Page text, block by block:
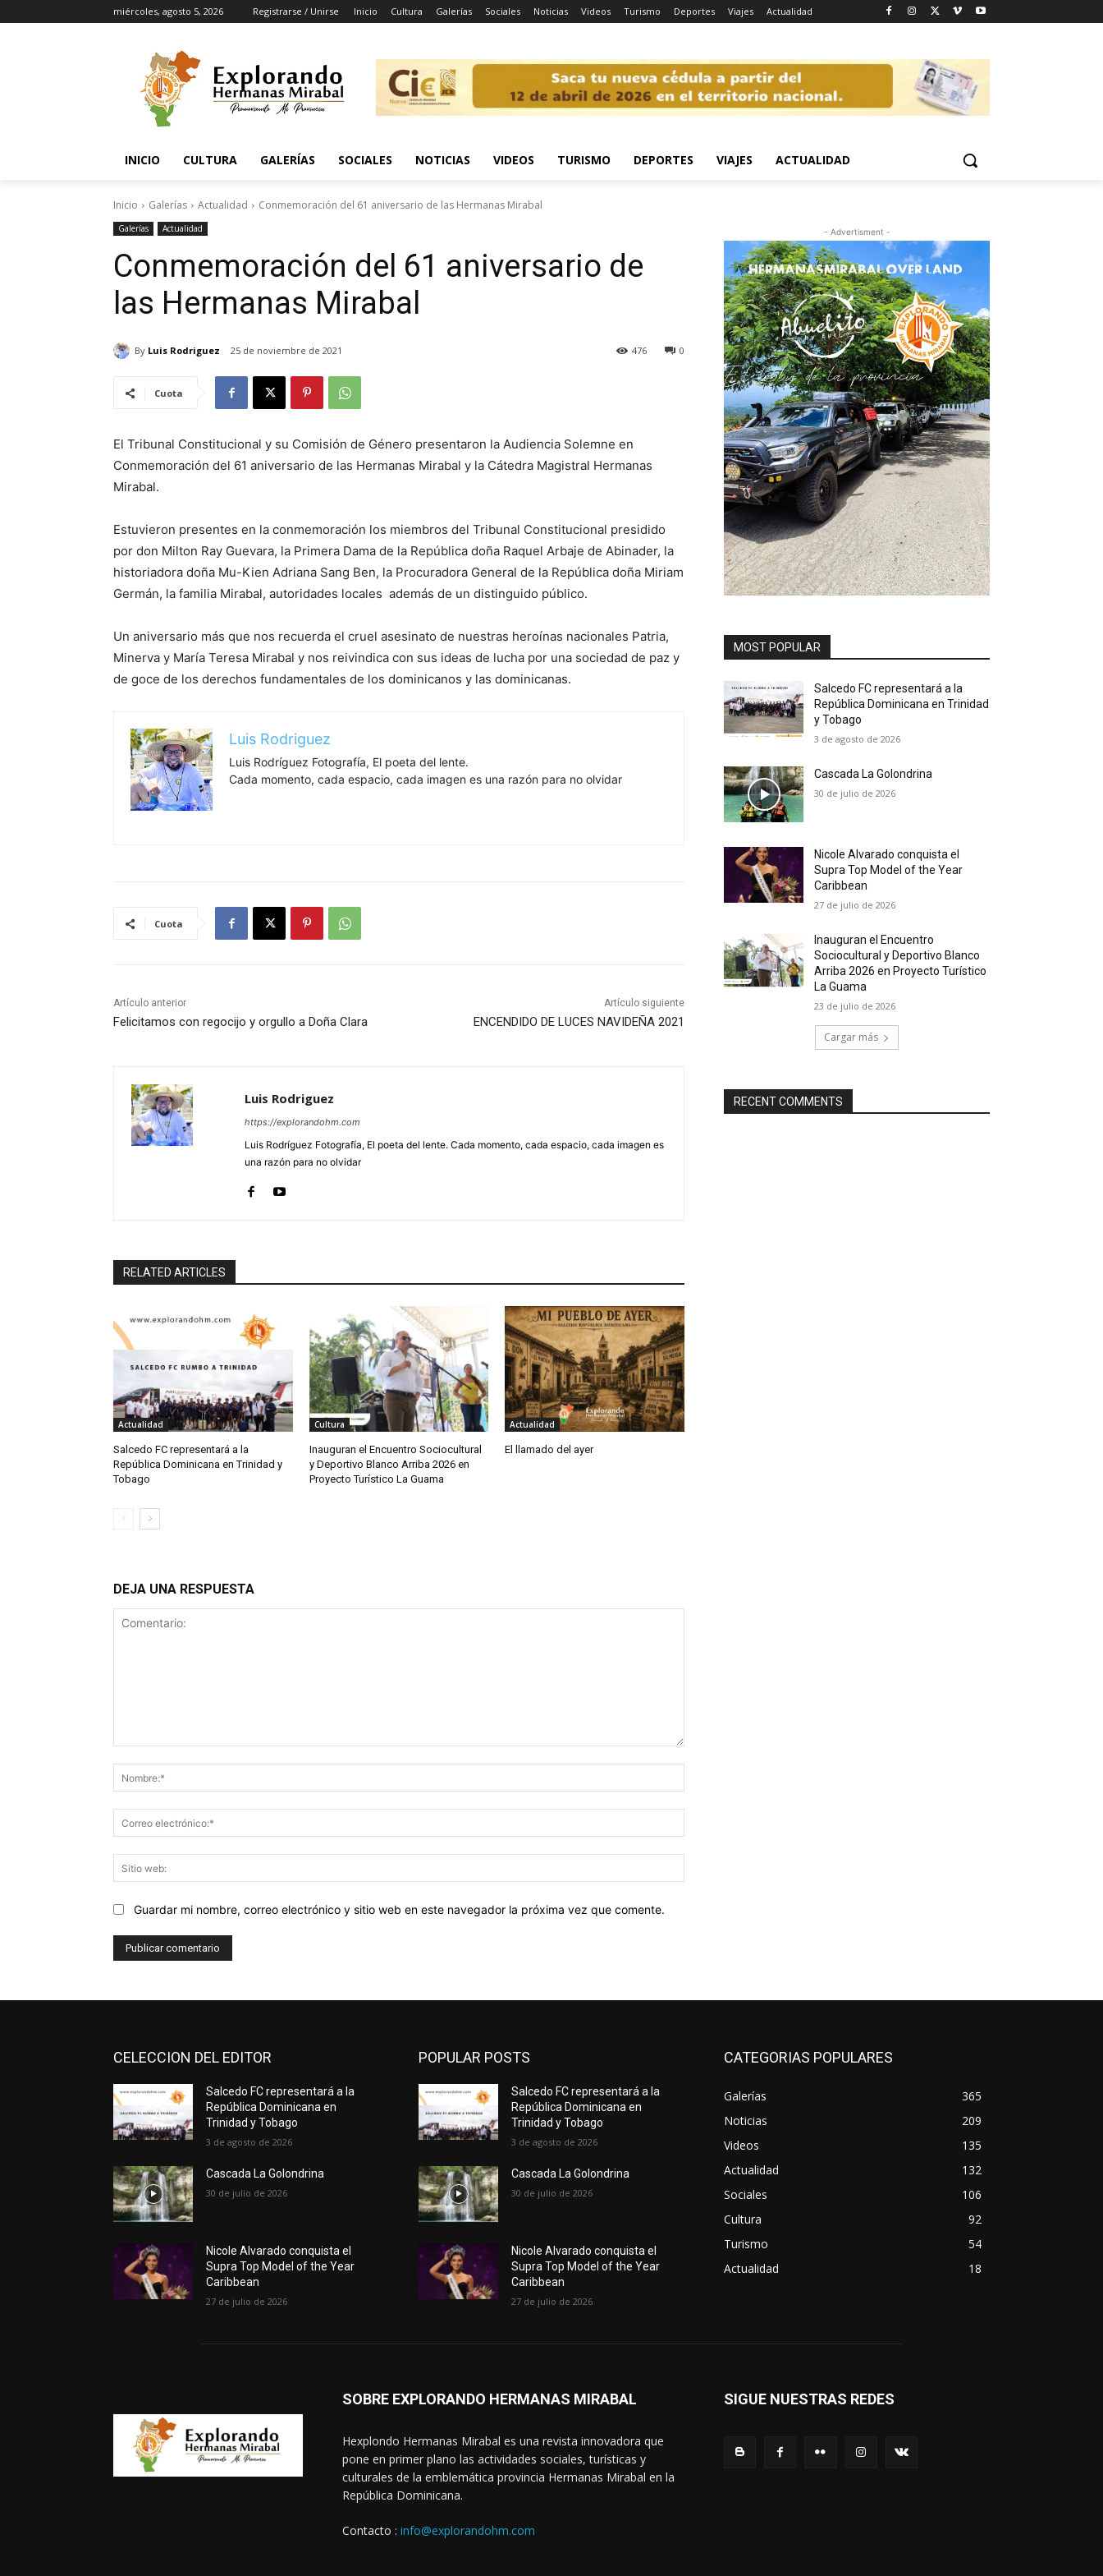
miércoles, agosto 5, 2026 Registrarse / Unirse Inicio Cultura Galerías Sociales Noticias Videos Turismo Deportes Viajes Actualidad
INICIO CULTURA GALERÍAS SOCIALES NOTICIAS VIDEOS TURISMO DEPORTES VIAJES ACTUALIDAD
Inicio Galerías Actualidad Conmemoración del 61 aniversario de las Hermanas Mirabal
Galerías Actualidad
Conmemoración del 61 aniversario de
las Hermanas Mirabal
By Luis Rodriguez 25 de noviembre de 2021 0
476
Cuota
El Tribunal Constitucional y su Comisión de Género presentaron la Audiencia Solemne en
Conmemoración del 61 aniversario de las Hermanas Mirabal y la Cátedra Magistral Hermanas
Mirabal.
Estuvieron presentes en la conmemoración los miembros del Tribunal Constitucional presidido
por don Milton Ray Guevara, la Primera Dama de la República doña Raquel Arbaje de Abinader, la
historiadora doña Mu-Kien Adriana Sang Ben, la Procuradora General de la República doña Miriam
Germán, la familia Mirabal, autoridades locales además de un distinguido público.
Un aniversario más que nos recuerda el cruel asesinato de nuestras heroínas nacionales Patria,
Minerva y María Teresa Mirabal y nos reivindica con sus ideas de lucha por una sociedad de paz y
de goce de los derechos fundamentales de los dominicanos y las dominicanas.
Luis Rodriguez
Luis Rodríguez Fotografía, El poeta del lente.
Cada momento, cada espacio, cada imagen es una razón para no olvidar
Cuota
Artículo anterior
Felicitamos con regocijo y orgullo a Doña Clara
Artículo siguiente
ENCENDIDO DE LUCES NAVIDEÑA 2021
Luis Rodriguez
https://explorandohm.com
Luis Rodríguez Fotografía, El poeta del lente. Cada momento, cada espacio, cada imagen es
una razón para no olvidar
RELATED ARTICLES
Actualidad
Salcedo FC representará a la
República Dominicana en Trinidad y
Tobago
Cultura
Inauguran el Encuentro Sociocultural
y Deportivo Blanco Arriba 2026 en
Proyecto Turístico La Guama
Actualidad
El llamado del ayer
DEJA UNA RESPUESTA
electrónico:*
web:
Guardar mi nombre, correo electrónico y sitio web en este navegador la próxima vez que comente.
- Advertisment -
MOST POPULAR
Salcedo FC representará a la
República Dominicana en Trinidad
y Tobago
3 de agosto de 2026
Cascada La Golondrina
30 de julio de 2026
Nicole Alvarado conquista el
Supra Top Model of the Year
Caribbean
27 de julio de 2026
Inauguran el Encuentro
Sociocultural y Deportivo Blanco
Arriba 2026 en Proyecto Turístico
La Guama
23 de julio de 2026
Cargar más
RECENT COMMENTS
CELECCION DEL EDITOR
Salcedo FC representará a la
República Dominicana en
Trinidad y Tobago
3 de agosto de 2026
Cascada La Golondrina
30 de julio de 2026
Nicole Alvarado conquista el
Supra Top Model of the Year
Caribbean
27 de julio de 2026
POPULAR POSTS
Salcedo FC representará a la
República Dominicana en
Trinidad y Tobago
3 de agosto de 2026
Cascada La Golondrina
30 de julio de 2026
Nicole Alvarado conquista el
Supra Top Model of the Year
Caribbean
27 de julio de 2026
CATEGORIAS POPULARES
Galerías
365
Noticias
209
Videos
135
Actualidad
132
Sociales
106
Cultura
92
Turismo
54
Actualidad
18
SOBRE EXPLORANDO HERMANAS MIRABAL
Hexplondo Hermanas Mirabal es una revista innovadora que
pone en primer plano las actividades sociales, turísticas y
culturales de la emblemática provincia Hermanas Mirabal en la
República Dominicana.
Contacto : info@explorandohm.com
SIGUE NUESTRAS REDES